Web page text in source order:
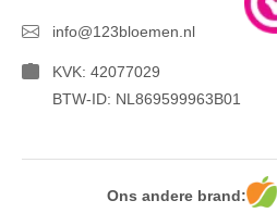
info@123bloemen.nl
KVK: 42077029
BTW-ID: NL869599963B01
Ons andere brand: